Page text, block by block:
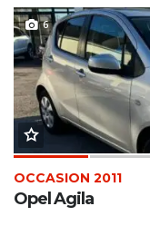
6
OCCASION 2011
Opel Agila